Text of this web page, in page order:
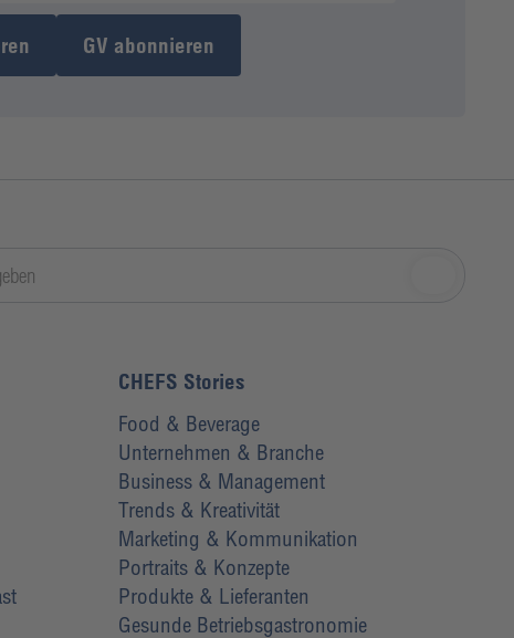
GV abonnieren
CHEFS Stories
Food & Beverage
Unternehmen & Branche
Business & Management
Trends & Kreativität
Marketing & Kommunikation
Portraits & Konzepte
Produkte & Lieferanten
Gesunde Betriebsgastronomie